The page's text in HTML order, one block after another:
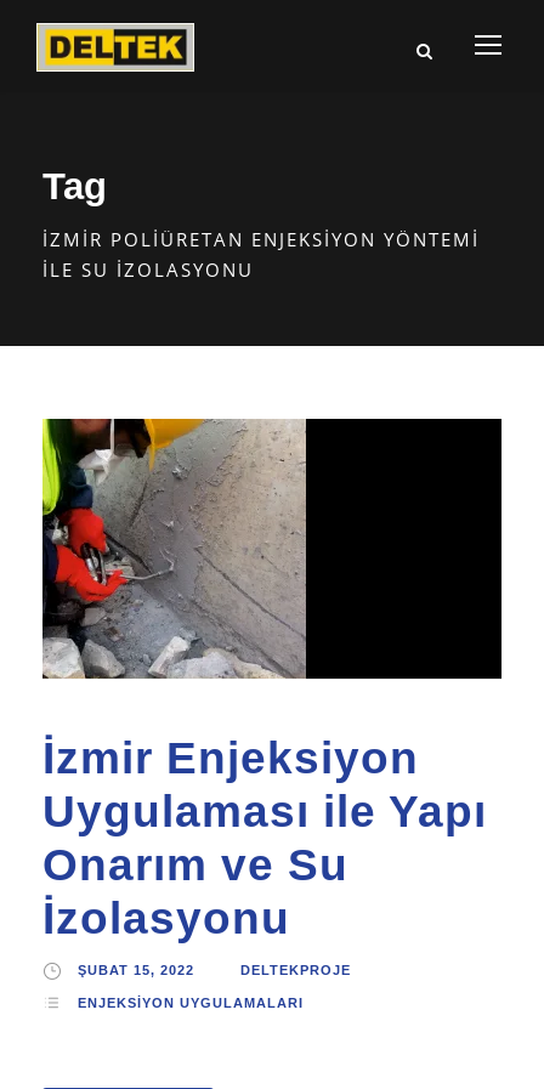
Tag
İZMIR POLIÜRETAN ENJEKSIYON YÖNTEMI
ILE SU İZOLASYONU
İzmir Enjeksiyon
Uygulaması ile Yapı
Onarım ve Su
İzolasyonu
ŞUBAT 15, 2022 DELTEKPROJE
ENJEKSIYON UYGULAMALARI